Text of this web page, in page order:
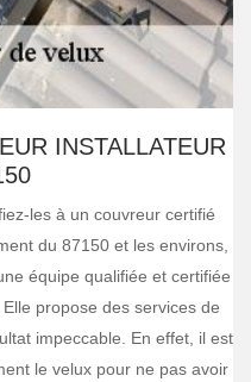
INSTALLATEUR
les à un couvreur certifié
du 87150 et les environs,
équipe qualifiée et certifiée
propose des services de
impeccable. En effet, il est
le velux pour ne pas avoir